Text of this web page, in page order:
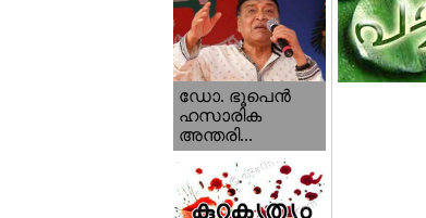
ഡോ. ഭൂപെന്‍
ഹസാരിക
അന്തരി...